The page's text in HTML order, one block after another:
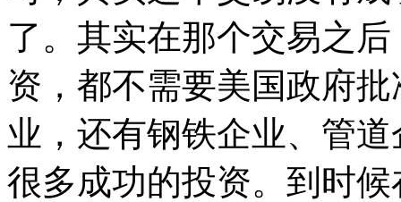
了。其实在那个交易之
资，都不需要美国政府
业，还有钢铁企业、管
很多成功的投资。到时